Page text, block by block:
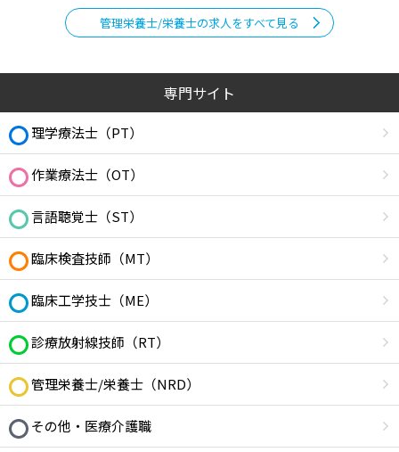
管理栄養士/栄養士の求人をすべて見る
専門サイト
理学療法士（PT）
作業療法士（OT）
言語聴覚士（ST）
臨床検査技師（MT）
臨床工学技士（ME）
診療放射線技師（RT）
管理栄養士/栄養士（NRD）
その他・医療介護職